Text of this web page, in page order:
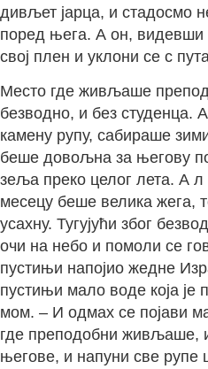
дивљет јарца, и стадосмо
поред њега. А он, видевши
свој плен и уклони се с
Место где живљаше
безводно, и без студенца.
камену рупу, сабираше
беше довољна за његову
зеља преко целог лета. А л
месецу беше велика жега,
усахну. Тугујући због
очи на небо и помоли се
пустињи напојио жедне
пустињи мало воде која је
мом. – И одмах се појави
где преподобни живљаше,
његове, и напуни све рупе